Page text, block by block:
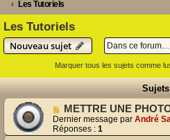
Les Tutoriels
Les Tutoriels
Nouveau sujet
Marquer tous les sujets comme
Sujets
METTRE UNE
Dernier message par André
Réponses : 1